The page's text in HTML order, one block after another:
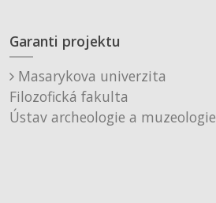
Garanti projektu
Masarykova univerzita
Filozofická fakulta
Ústav archeologie a muzeologie